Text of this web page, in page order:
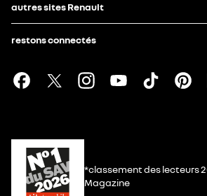
autres sites Renault
restons connectés
*classement des lecteurs
Magazine